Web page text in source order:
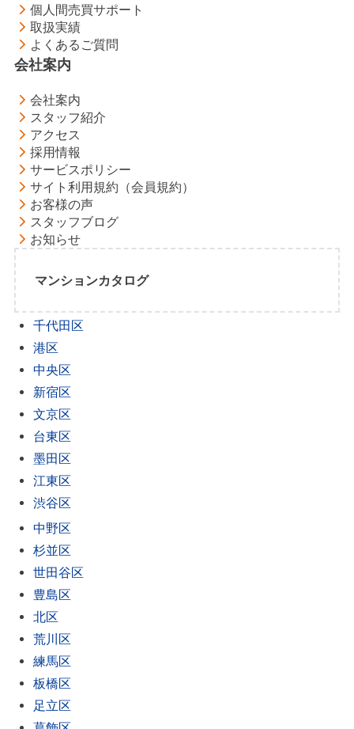
個人間売買サポート
取扱実績
よくあるご質問
会社案内
会社案内
スタッフ紹介
アクセス
採用情報
サービスポリシー
サイト利用規約（会員規約）
お客様の声
スタッフブログ
お知らせ
マンションカタログ
千代田区
港区
中央区
新宿区
文京区
台東区
墨田区
江東区
渋谷区
中野区
杉並区
世田谷区
豊島区
北区
荒川区
練馬区
板橋区
足立区